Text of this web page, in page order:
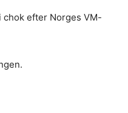
efter Norges VM-